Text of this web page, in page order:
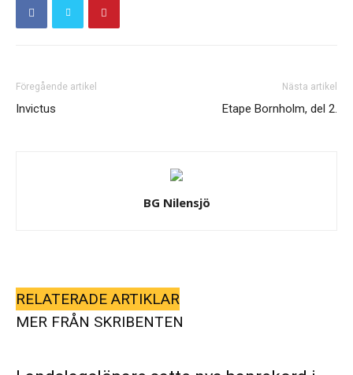
Föregående artikel
Invictus
Nästa artikel
Etape Bornholm, del 2.
BG Nilensjö
RELATERADE ARTIKLAR
MER FRÅN SKRIBENTEN